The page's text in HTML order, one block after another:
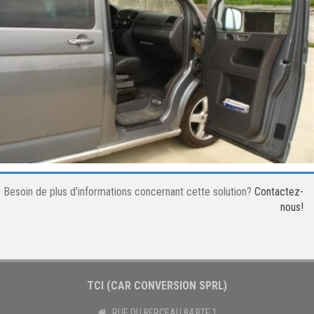
Besoin de plus d’informations concernant cette solution? Contactez-
nous!
TCI (CAR CONVERSION SPRL)